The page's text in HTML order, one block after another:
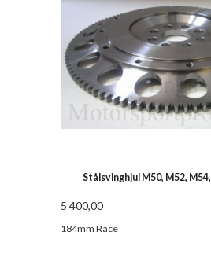
Stålsvinghjul M50, M52, M54,
5 400,00
184mm Race